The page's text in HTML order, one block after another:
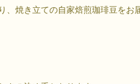
、焼き立ての自家焙煎珈琲豆をお